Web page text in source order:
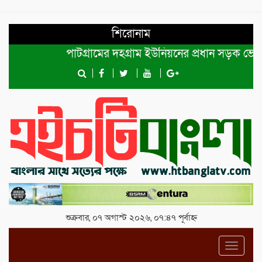
শিরোনাম
পাটগ্রামের দহগ্রাম ইউনিয়নের প্রধান সড়ক ভেঙ্গে
শুক্রবার, ০৭ অগাস্ট ২০২৬, ০৭:৪৭ পূর্বাহ্ন